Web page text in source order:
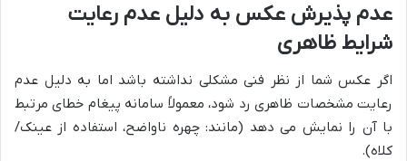
عدم پذیرش عکس به دلیل عدم رعایت
شرایط ظاهری
اگر عکس شما از نظر فنی مشکلی نداشته باشد اما به دلیل عدم
رعایت مشخصات ظاهری رد شود، معمولاً سامانه پیغام خطای مرتبط
با آن را نمایش می دهد (مانند: چهره ناواضح، استفاده از عینک/
کلاه).